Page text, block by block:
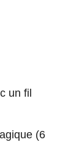
un fil
(6